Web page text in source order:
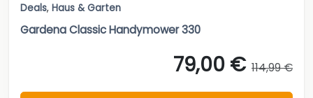
Deals, Haus & Garten
Gardena Classic Handymower 330
79,00 € 114,99 €